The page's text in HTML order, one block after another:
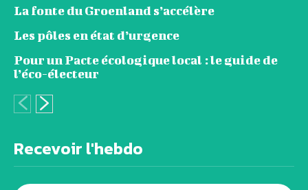
La fonte du Groenland s’accélère
Les pôles en état d’urgence
Pour un Pacte écologique local : le guide de
l’éco-électeur
Recevoir l'hebdo